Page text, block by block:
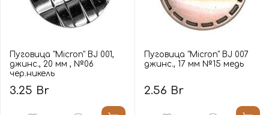
Пуговица "Micron" BJ 001,
джинс., 20 мм , №06
чер.никель
3.25 Br
Пуговица "Micron" BJ 007
джинс., 17 мм №15 медь
2.56 Br